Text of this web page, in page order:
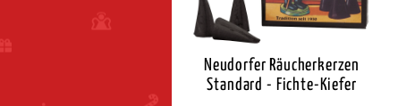
Neudorfer Räucherkerzen
Standard - Fichte-Kiefer